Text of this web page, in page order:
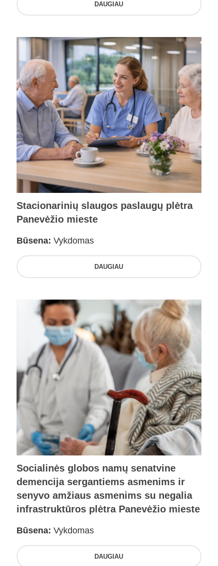
DAUGIAU
Stacionarinių slaugos paslaugų plėtra
Panevėžio mieste
Būsena: Vykdomas
DAUGIAU
Socialinės globos namų senatvine
demencija sergantiems asmenims ir
senyvo amžiaus asmenims su negalia
infrastruktūros plėtra Panevėžio mieste
Būsena: Vykdomas
DAUGIAU